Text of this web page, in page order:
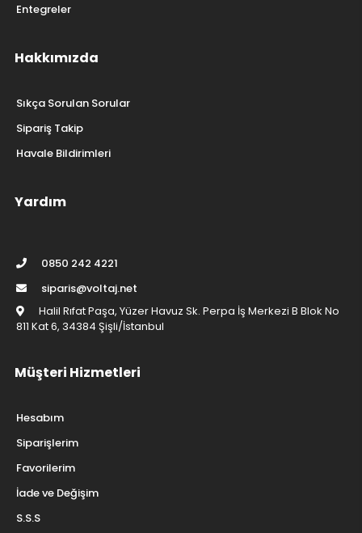
Entegreler
Hakkımızda
Sıkça Sorulan Sorular
Sipariş Takip
Havale Bildirimleri
Yardım
0850 242 4221
siparis@voltaj.net
Halil Rıfat Paşa, Yüzer Havuz Sk. Perpa İş Merkezi B Blok No
811 Kat 6, 34384 Şişli/İstanbul
Müşteri Hizmetleri
Hesabım
Siparişlerim
Favorilerim
İade ve Değişim
S.S.S